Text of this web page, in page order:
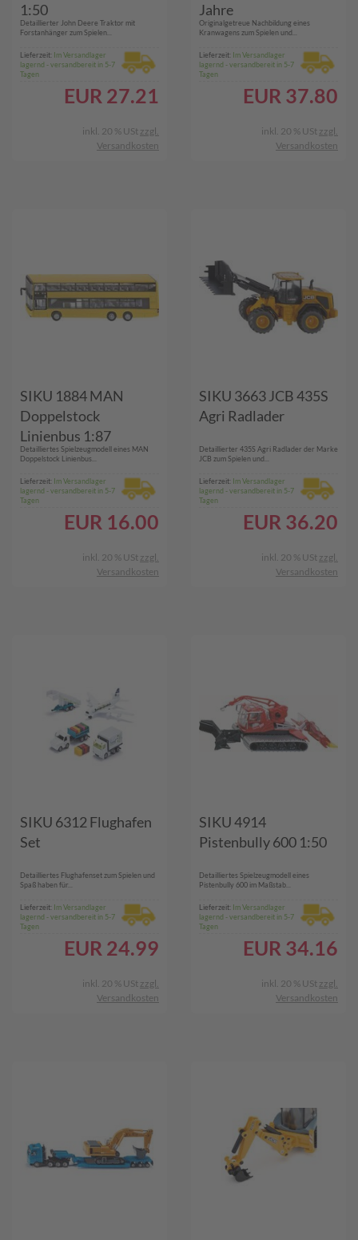
1:50
Detaillierter John Deere Traktor mit
Forstanhänger zum Spielen...
Lieferzeit: Im Versandlager
lagernd - versandbereit in 5-7
Tagen
EUR 27.21
inkl. 20 % USt zzgl.
Versandkosten
Jahre
Originalgetreue Nachbildung eines
Kranwagens zum Spielen und...
Lieferzeit: Im Versandlager
lagernd - versandbereit in 5-7
Tagen
EUR 37.80
inkl. 20 % USt zzgl.
Versandkosten
SIKU 1884 MAN
Doppelstock
Linienbus 1:87
Detailliertes Spielzeugmodell eines MAN
Doppelstock Linienbus...
Lieferzeit: Im Versandlager
lagernd - versandbereit in 5-7
Tagen
EUR 16.00
inkl. 20 % USt zzgl.
Versandkosten
SIKU 3663 JCB 435S
Agri Radlader
Detaillierter 435S Agri Radlader der Marke
JCB zum Spielen und...
Lieferzeit: Im Versandlager
lagernd - versandbereit in 5-7
Tagen
EUR 36.20
inkl. 20 % USt zzgl.
Versandkosten
SIKU 6312 Flughafen
Set
Detailliertes Flughafenset zum Spielen und
Spaß haben für...
Lieferzeit: Im Versandlager
lagernd - versandbereit in 5-7
Tagen
EUR 24.99
inkl. 20 % USt zzgl.
Versandkosten
SIKU 4914
Pistenbully 600 1:50
Detailliertes Spielzeugmodell eines
Pistenbully 600 im Maßstab...
Lieferzeit: Im Versandlager
lagernd - versandbereit in 5-7
Tagen
EUR 34.16
inkl. 20 % USt zzgl.
Versandkosten